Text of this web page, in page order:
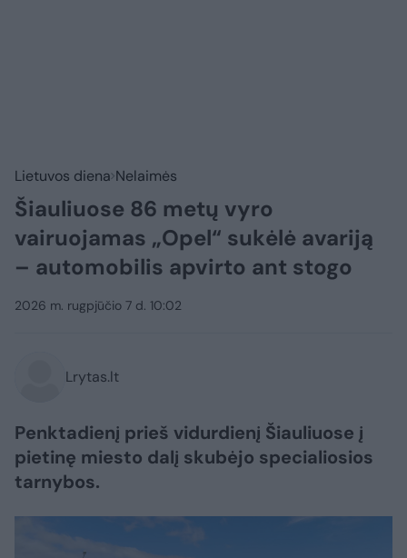
Lietuvos diena Nelaimės
Šiauliuose 86 metų vyro
vairuojamas „Opel“ sukėlė avariją
– automobilis apvirto ant stogo
2026 m. rugpjūčio 7 d. 10:02
Lrytas.lt
Penktadienį prieš vidurdienį Šiauliuose į
pietinę miesto dalį skubėjo specialiosios
tarnybos.